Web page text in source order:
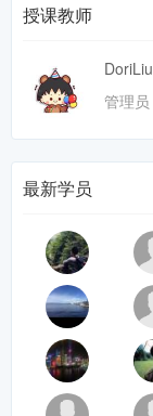
授课教师
DoriLiu
管理员
最新学员